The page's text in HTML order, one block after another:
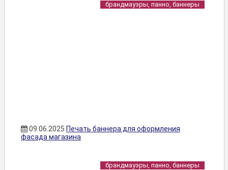
брандмауэры, панно, баннеры
09.06.2025 Печать баннера для оформления
фасада магазина
брандмауэры, панно, баннеры